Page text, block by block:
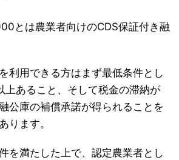
とは農業者向けのCDS保証付き融
利用できる方はまず最低条件とし
上あること、そして税金の滞納が
公庫の補償承諾が得られることを
ります。
を満たした上で、認定農業者とし